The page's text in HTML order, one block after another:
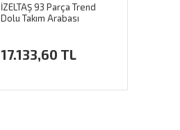
İZELTAŞ 93 Parça Trend
Dolu Takım Arabası
17.133,60 TL